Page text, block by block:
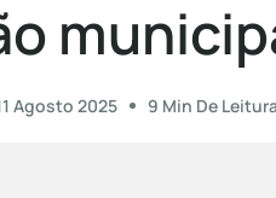
Agosto 2025 9 Min De Leitura